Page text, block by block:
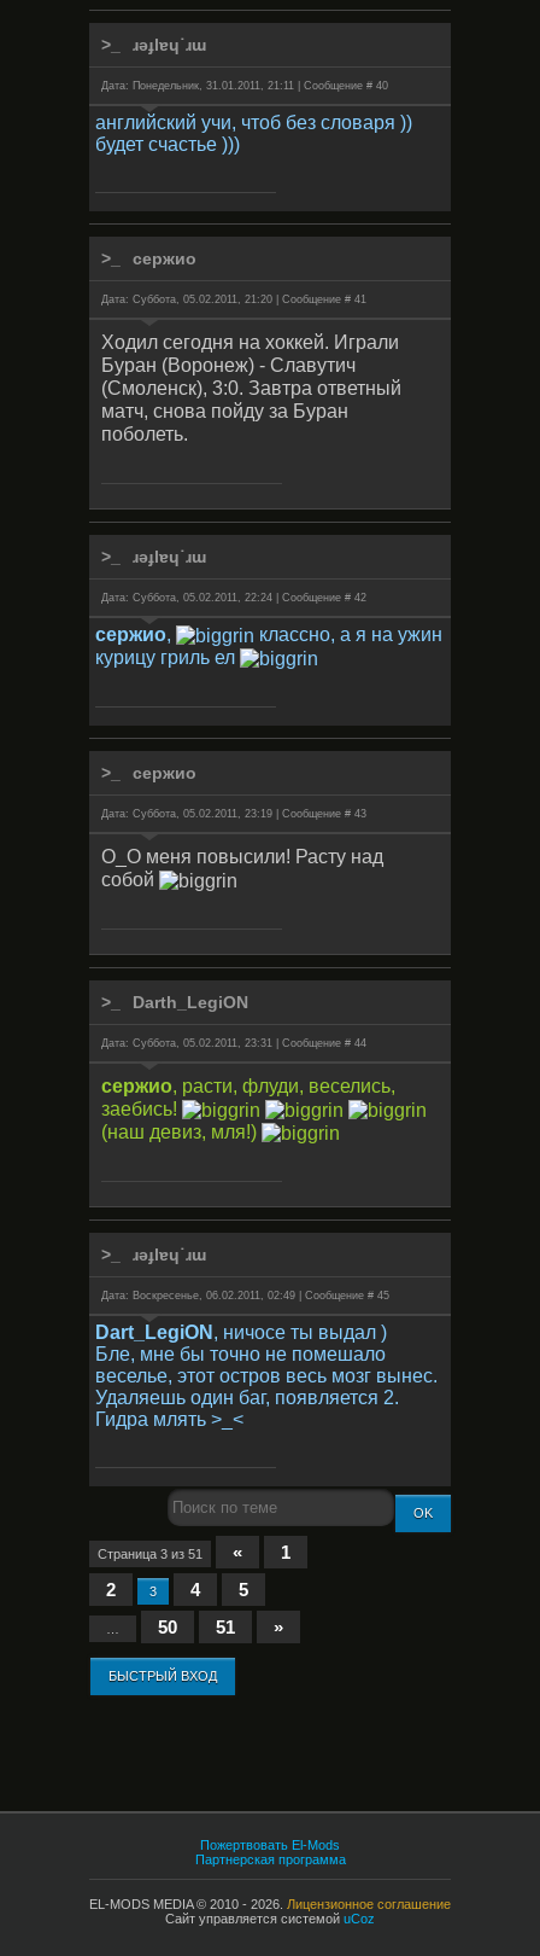
ɹǝɟlɐɥ˙ɹɯ
Дата: Понедельник, 31.01.2011, 21:11 | Сообщение # 40
английский учи, чтоб без словаря ))
будет счастье )))
сержио
Дата: Суббота, 05.02.2011, 21:20 | Сообщение # 41
Ходил сегодня на хоккей. Играли
Буран (Воронеж) - Славутич
(Смоленск), 3:0. Завтра ответный
матч, снова пойду за Буран
поболеть.
ɹǝɟlɐɥ˙ɹɯ
Дата: Суббота, 05.02.2011, 22:24 | Сообщение # 42
сержио,
классно, а я на ужин
курицу гриль ел
сержио
Дата: Суббота, 05.02.2011, 23:19 | Сообщение # 43
О_О меня повысили! Расту над
собой
Darth_LegiON
Дата: Суббота, 05.02.2011, 23:31 | Сообщение # 44
сержио, расти, флуди, веселись,
заебись!
(наш девиз, мля!)
ɹǝɟlɐɥ˙ɹɯ
Дата: Воскресенье, 06.02.2011, 02:49 | Сообщение # 45
Dart_LegiON , ничосе ты выдал )
Бле, мне бы точно не помешало
веселье, этот остров весь мозг вынес.
Удаляешь один баг, появляется 2.
Гидра млять >_<
Страница 3 из 51 «
1
2
3 4 5
50 51 »
Пожертвовать El-Mods
Партнерская программа
EL-MODS MEDIA © 2010 - 2026. Лицензионное соглашение
Сайт управляется системой uCoz